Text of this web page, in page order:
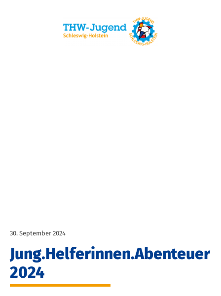
30. September 2024
Jung.Helferinnen.Abenteuer
2024